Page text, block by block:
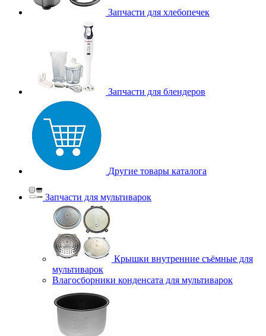
Запчасти для хлебопечек
Запчасти для блендеров
Другие товары каталога
Запчасти для мультиварок
Крышки внутренние съёмные для
мультиварок
Влагосборники конденсата для мультиварок